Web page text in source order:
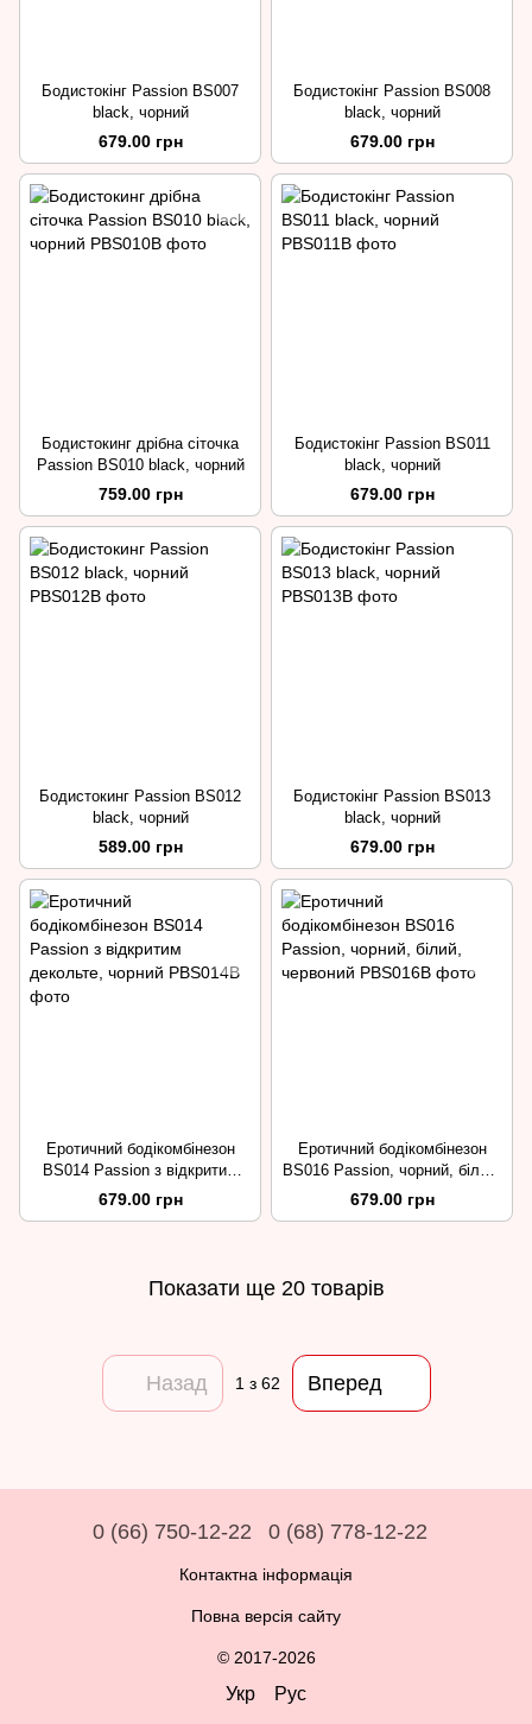
Бодистокінг Passion BS007
black, чорний
679.00 грн
Бодистокінг Passion BS008
black, чорний
679.00 грн
Бодистокинг дрібна сіточка
Passion BS010 black, чорний
759.00 грн
Бодистокінг Passion BS011
black, чорний
679.00 грн
Бодистокинг Passion BS012
black, чорний
589.00 грн
Бодистокінг Passion BS013
black, чорний
679.00 грн
Еротичний бодікомбінезон
BS014 Passion з відкритим
декольте, чорний
679.00 грн
Еротичний бодікомбінезон
BS016 Passion, чорний, білий,
червоний
679.00 грн
Показати ще 20 товарів
Назад 1з 62 Вперед
0 (66) 750-12-22 0 (68) 778-12-22
Контактна інформація
Повна версія сайту
© 2017-2026
Укр Рус